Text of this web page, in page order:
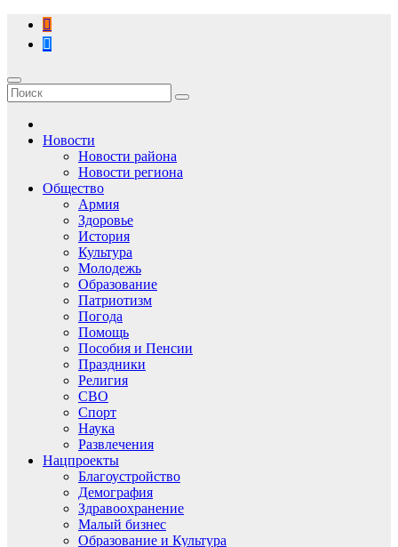
Перейти
содержимому
Новости
Новости района
Новости региона
Общество
Армия
Здоровье
История
Культура
Молодежь
Образование
Патриотизм
Погода
Помощь
Пособия и Пенсии
Праздники
Религия
СВО
Спорт
Наука
Развлечения
Нацпроекты
Благоустройство
Демография
Здравоохранение
Малый бизнес
Образование и Культура